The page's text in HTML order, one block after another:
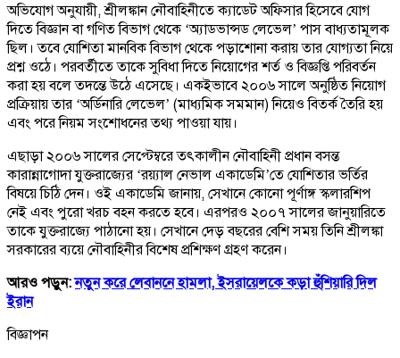
অভিযোগ অনুযায়ী, শ্রীলঙ্কান নৌবাহিনীতে ক্যাডেট অফিসার হিসেবে যোগ
দিতে বিজ্ঞান বা গণিত বিভাগ থেকে ‘অ্যাডভান্সড লেভেল’ পাস বাধ্যতামূলক
ছিল। তবে যোশিতা মানবিক বিভাগ থেকে পড়াশোনা করায় তার যোগ্যতা নিয়ে
প্রশ্ন ওঠে। পরবর্তীতে তাকে সুবিধা দিতে নিয়োগের শর্ত ও বিজ্ঞপ্তি পরিবর্তন
করা হয় বলে তদন্তে উঠে এসেছে। একইভাবে ২০০৬ সালে অনুষ্ঠিত নিয়োগ
প্রক্রিয়ায় তার ‘অর্ডিনারি লেভেল’ (মাধ্যমিক সমমান) নিয়েও বিতর্ক তৈরি হয়
এবং পরে নিয়ম সংশোধনের তথ্য পাওয়া যায়।
এছাড়া ২০০৬ সালের সেপ্টেম্বরে তৎকালীন নৌবাহিনী প্রধান বসন্ত
কারান্নাগোদা যুক্তরাজ্যের ‘রয়্যাল নেভাল একাডেমি’তে যোশিতার ভর্তির
বিষয়ে চিঠি দেন। ওই একাডেমি জানায়, সেখানে কোনো পূর্ণাঙ্গ স্কলারশিপ
নেই এবং পুরো খরচ বহন করতে হবে। এরপরও ২০০৭ সালের জানুয়ারিতে
তাকে যুক্তরাজ্যে পাঠানো হয়। সেখানে দেড় বছরের বেশি সময় তিনি শ্রীলঙ্কা
সরকারের ব্যয়ে নৌবাহিনীর বিশেষ প্রশিক্ষণ গ্রহণ করেন।
আরও পড়ুন:নতুন করে লেবাননে হামলা, ইসরায়েলকে কড়া হুঁশিয়ারি দিল
ইরান
বিজ্ঞাপন